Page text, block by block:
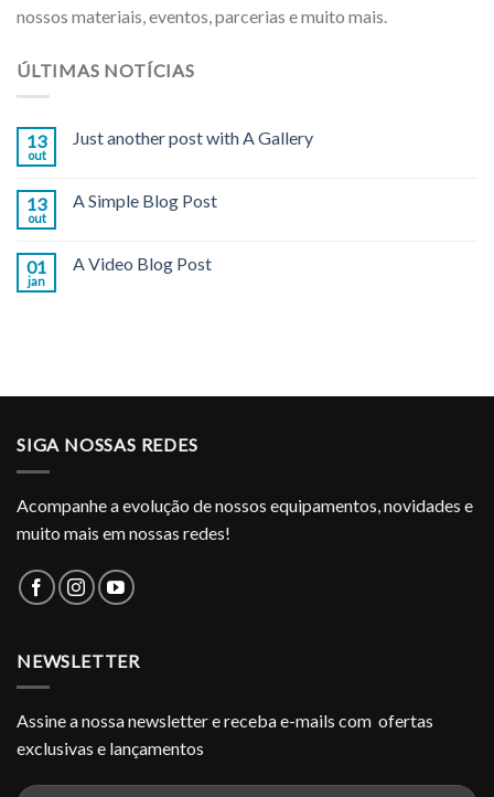
nossos materiais, eventos, parcerias e muito mais.
ÚLTIMAS NOTÍCIAS
13
out
Just another post with A Gallery
13
out
A Simple Blog Post
01
jan
A Video Blog Post
SIGA NOSSAS REDES
Acompanhe a evolução de nossos equipamentos, novidades e
muito mais em nossas redes!
NEWSLETTER
Assine a nossa newsletter e receba e-mails com ofertas
exclusivas e lançamentos